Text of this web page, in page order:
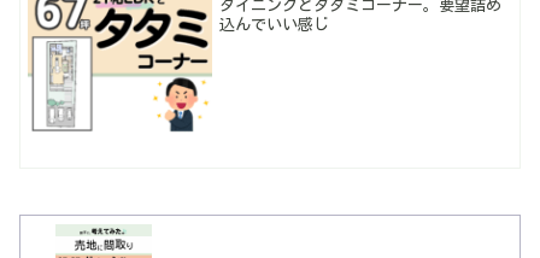
ダイニングとタタミコーナー。要望詰め
込んでいい感じ